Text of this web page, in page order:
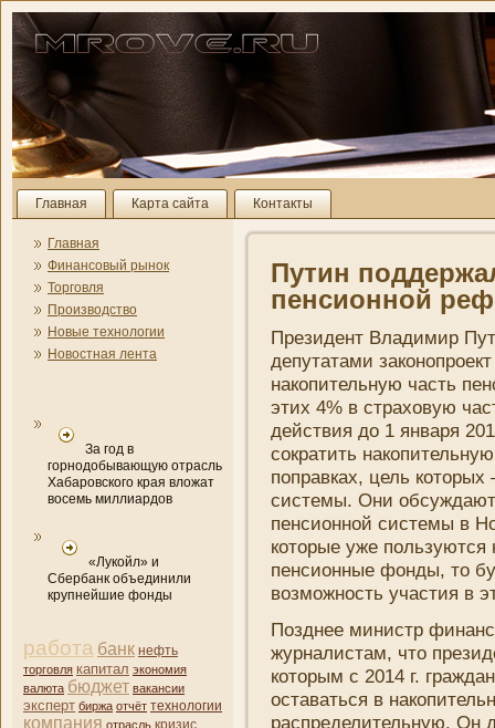
Главная Карта сайта Контакты
Главная
Финансовый рынок
Торговля
Производство
Новые технологии
Новостная лента
За год в
горнодобывающую отрасль
Хабаровского края вложат
восемь миллиардов
«Лукойл» и
Сбербанк объединили
крупнейшие фонды
работа банк нефть
торговля капитал экономия
валюта бюджет вакансии
эксперт биржа отчёт технологии
компани­я отрасль кризис
Путин
пенсионной
Президент Владимир
депутатами
накопительную часть
этих 4% в страховую
действия до 1 января
сократить
поправках, цель
системы. Они­
пенсионной системы в
которые уже
пенсионные фонды, то
возможность участия в
Позднее мини­стр
журналистам, что
которым с 2014 г.
оставаться в
распределительную. Он